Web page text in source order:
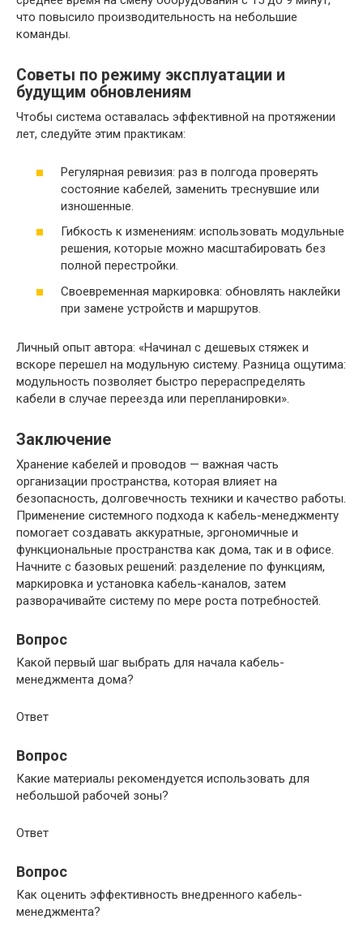
что повысило производительность на небольшие
команды.
Советы по режиму эксплуатации и
будущим обновлениям
Чтобы система оставалась эффективной на протяжении
лет, следуйте этим практикам:
Регулярная ревизия: раз в полгода проверять
состояние кабелей, заменить треснувшие или
изношенные.
Гибкость к изменениям: использовать модульные
решения, которые можно масштабировать без
полной перестройки.
Своевременная маркировка: обновлять наклейки
при замене устройств и маршрутов.
Личный опыт автора: «Начинал с дешевых стяжек и
вскоре перешел на модульную систему. Разница ощутима:
модульность позволяет быстро перераспределять
кабели в случае переезда или перепланировки».
Заключение
Хранение кабелей и проводов — важная часть
организации пространства, которая влияет на
безопасность, долговечность техники и качество работы.
Применение системного подхода к кабель-менеджменту
помогает создавать аккуратные, эргономичные и
функциональные пространства как дома, так и в офисе.
Начните с базовых решений: разделение по функциям,
маркировка и установка кабель-каналов, затем
разворачивайте систему по мере роста потребностей.
Вопрос
Какой первый шаг выбрать для начала кабель-
менеджмента дома?
Ответ
Вопрос
Какие материалы рекомендуется использовать для
небольшой рабочей зоны?
Ответ
Вопрос
Как оценить эффективность внедренного кабель-
менеджмента?